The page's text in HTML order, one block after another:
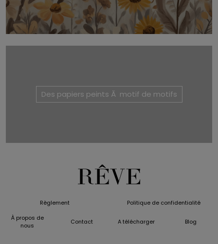
Des papiers peints Ă motif de motifs
Règlement
Politique de confidentialité
À propos de
nous
Contact A télécharger Blog